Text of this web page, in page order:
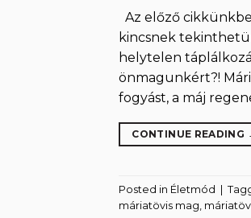
Az előző
kincsnek
helytelen
önmagunkért?!
fogyást, a máj
CONTINUE READING
Posted in Életmód
máriatövis mag